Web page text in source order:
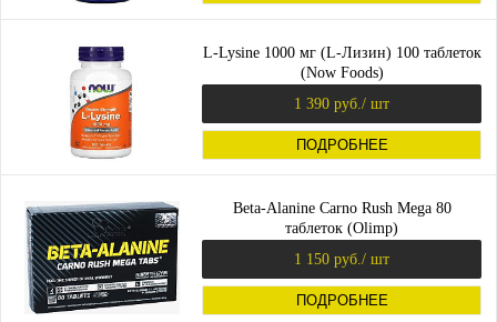
L-Lysine 1000 мг (L-Лизин) 100 таблеток
(Now Foods)
1 390 руб. / шт
ПОДРОБНЕЕ
Beta-Alanine Carno Rush Mega 80
таблеток (Olimp)
1 150 руб. / шт
ПОДРОБНЕЕ